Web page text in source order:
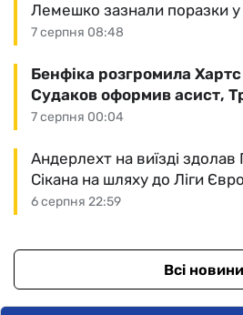
7 серпня 08:48
Лемешко зазнали поразки
7 серпня 00:04
Бенфіка розгромила Хартс
Судаков оформив асист,
6 серпня 22:59
Андерлехт на виїзді
Сікана на шляху до Ліги
Всі новини